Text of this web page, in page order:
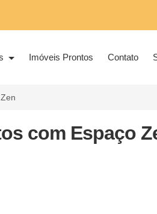
Imóveis Prontos Contato
com Espaço